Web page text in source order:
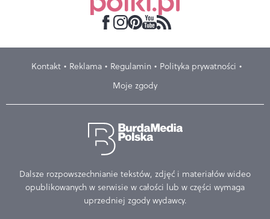
Kontakt Reklama Regulamin
Polityka prywatności
Moje zgody
Dalsze rozpowszechnianie tekstów, zdjęć i materiałów wideo
opublikowanych w serwisie w całości lub w części wymaga
uprzedniej zgody wydawcy.